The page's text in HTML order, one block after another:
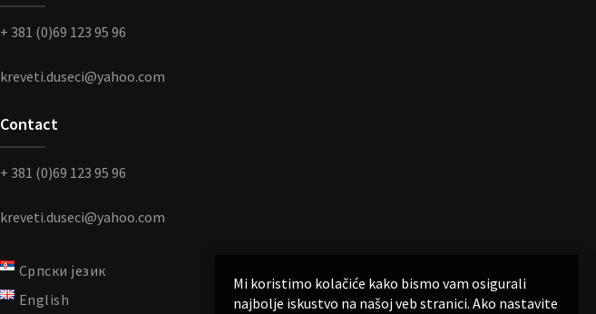
+ 381 (0)69 123 95 96
kreveti.duseci@yahoo.com
Contact
+ 381 (0)69 123 95 96
kreveti.duseci@yahoo.com
Српски језик
English
Mi koristimo kolačiće kako bismo vam osigurali
najbolje iskustvo na našoj veb stranici. Ako nastavite